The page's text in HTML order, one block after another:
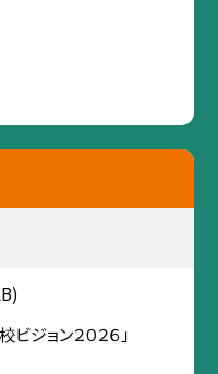
ジョン２０２６」